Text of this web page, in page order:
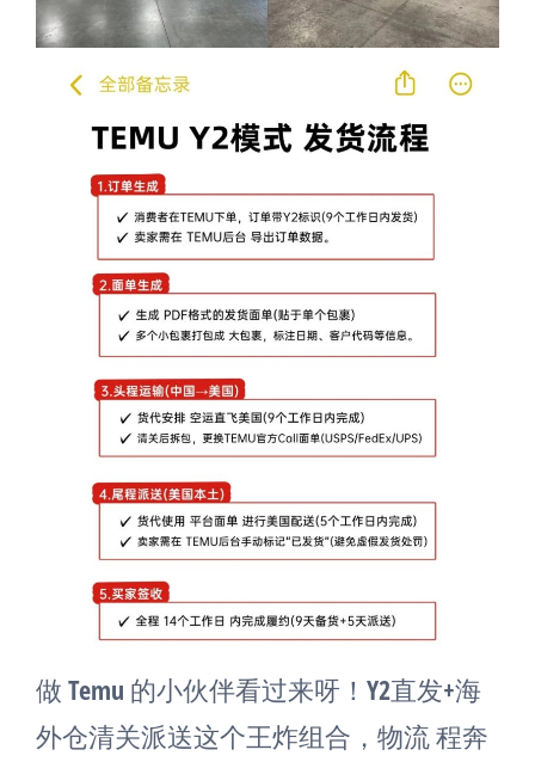
做 Temu 的小伙伴看过来呀！Y2直发+海
外仓清关派送这个王炸组合，物流 程奔